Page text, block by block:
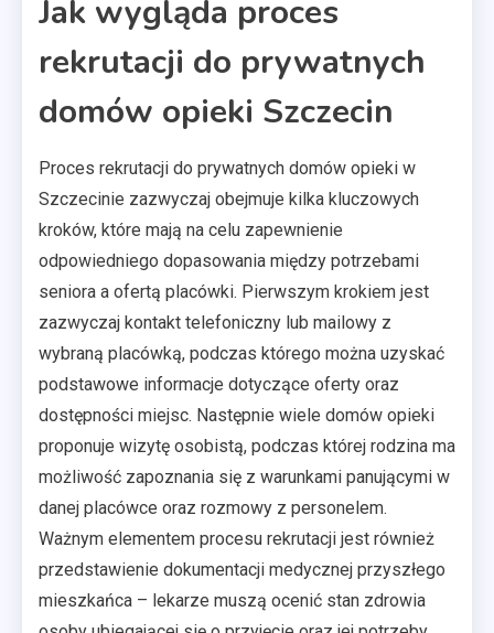
Jak wygląda proces
rekrutacji do prywatnych
domów opieki Szczecin
Proces rekrutacji do prywatnych domów opieki w
Szczecinie zazwyczaj obejmuje kilka kluczowych
kroków, które mają na celu zapewnienie
odpowiedniego dopasowania między potrzebami
seniora a ofertą placówki. Pierwszym krokiem jest
zazwyczaj kontakt telefoniczny lub mailowy z
wybraną placówką, podczas którego można uzyskać
podstawowe informacje dotyczące oferty oraz
dostępności miejsc. Następnie wiele domów opieki
proponuje wizytę osobistą, podczas której rodzina ma
możliwość zapoznania się z warunkami panującymi w
danej placówce oraz rozmowy z personelem.
Ważnym elementem procesu rekrutacji jest również
przedstawienie dokumentacji medycznej przyszłego
mieszkańca – lekarze muszą ocenić stan zdrowia